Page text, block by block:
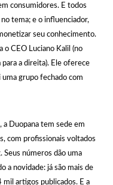
consumidores. E todos
tema; e o influenciador,
seu conhecimento.
o CEO Luciano Kalil (no
a direita). Ele oferece
grupo fechado com
Duopana tem sede em
com profissionais voltados
números dão uma
a novidade: já são mais de
artigos publicados. E a